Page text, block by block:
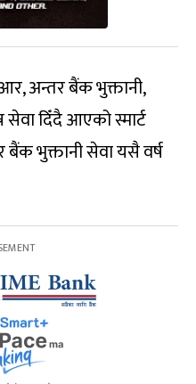
अन्तर बैंक भुक्तानी,
दिँदै आएको स्मार्ट
बैंक भुक्तानी सेवा यसै वर्ष